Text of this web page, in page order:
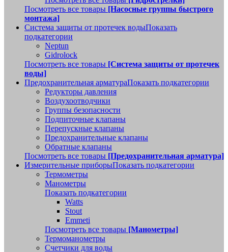
Посмотреть все товары [Насосные группы быстрого
монтажа]
Система защиты от протечек водыПоказать
подкатегории
Neptun
Gidrolock
Посмотреть все товары [Система защиты от протечек
воды]
Предохранительная арматураПоказать подкатегории
Редукторы давления
Воздухоотводчики
Группы безопасности
Подпиточные клапаны
Перепускные клапаны
Предохранительные клапаны
Обратные клапаны
Посмотреть все товары [Предохранительная арматура]
Измерительные приборыПоказать подкатегории
Термометры
Манометры
Показать подкатегории
Watts
Stout
Emmeti
Посмотреть все товары [Манометры]
Термоманометры
Счетчики для воды